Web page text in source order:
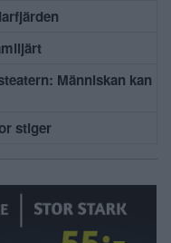
Människan kan
stiger